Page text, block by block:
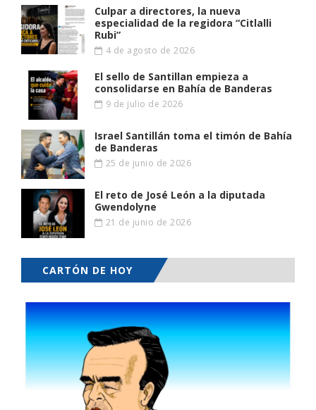
Culpar a directores, la nueva
especialidad de la regidora “Citlalli
Rubi”
4 de agosto de 2026
El sello de Santillan empieza a
consolidarse en Bahía de Banderas
9 de julio de 2026
Israel Santillán toma el timón de Bahía
de Banderas
25 de junio de 2026
El reto de José León a la diputada
Gwendolyne
21 de junio de 2026
CARTÓN DE HOY